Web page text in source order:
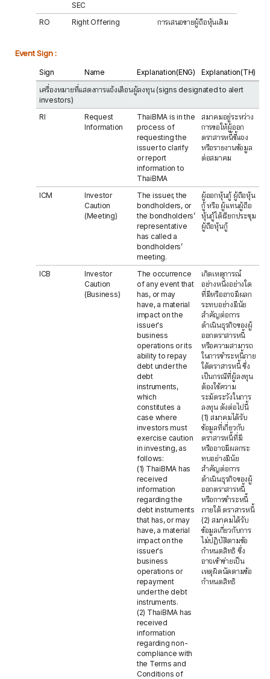
SEC
RO Right Offering การเสนอขายผู้ถือหุ้นเดิม
Event Sign :
Sign Name Explanation(ENG)
Explanation(TH)
เครื่องหมายที่แสดงการแจ้งเตือนผู้ลงทุน (signs designated to alert
investors)
RI
Request
Information
ThaiBMA is in the
process of
requesting the
issuer to clarify
or report
information to
ThaiBMA
สมาคมอยู่ระหว่าง
การขอให้ผู้ออก
ตราสารหนี้ชี้แจง
หรือรายงานข้อมูล
ต่อสมาคม
ICM
Investor
Caution
(Meeting)
The issuer, the
bondholders, or
the bondholders’
representative
has called a
bondholders’
meeting.
ผู้ออกหุ้นกู้ ผู้ถือหุ้น
กู้ หรือ ผู้แทนผู้ถือ
หุ้นกู้ได้เรียกประชุม
ผู้ถือหุ้นกู้
ICB
Investor
Caution
(Business)
The occurrence
of any event that
has, or may
have, a material
impact on the
issuer's
business
operations or its
ability to repay
debt under the
debt
instruments,
which
constitutes a
case where
investors must
exercise caution
in investing, as
follows:
(1) ThaiBMA has
received
information
regarding the
debt instruments
that has, or may
have, a material
impact on the
issuer's
business
operations or
repayment
under the debt
instruments.
(2) ThaiBMA has
received
information
regarding non-
compliance with
the Terms and
Conditions of
เกิดเหตุการณ์
อย่างหนึ่งอย่างใด
ที่มีหรืออาจมีผลก
ระทบอย่างมีนัย
สำคัญต่อการ
ดำเนินธุรกิจของผู้
ออกตราสารหนี้
หรือความสามารถ
ในการชำระหนี้ภาย
ใต้ตราสารหนี้ ซึ่ง
เป็นกรณีที่ผู้ลงทุน
ต้องใช้ความ
ระมัดระวังในการ
ลงทุน ดังต่อไปนี้
(1) สมาคมได้รับ
ข้อมูลที่เกี่ยวกับ
ตราสารหนี้ที่มี
หรืออาจมีผลกระ
ทบอย่างมีนัย
สำคัญต่อการ
ดำเนินธุรกิจของผู้
ออกตราสารหนี้
หรือการชำระหนี้
ภายใต้ ตราสารหนี้
(2) สมาคมได้รับ
ข้อมูลเกี่ยวกับการ
ไม่ปฏิบัติตามข้อ
กำหนดสิทธิ ซึ่ง
อาจเข้าข่ายเป็น
เหตุผิดนัดตามข้อ
กำหนดสิทธิ